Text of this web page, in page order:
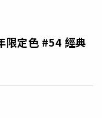
限定色 #54 經典